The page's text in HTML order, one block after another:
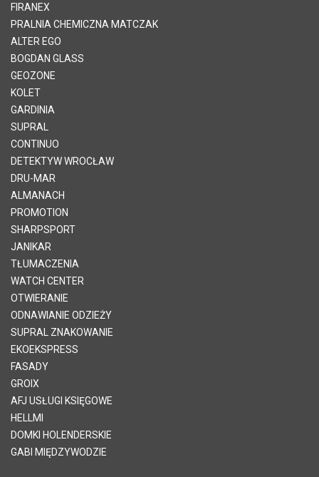
FIRANEX
PRALNIA CHEMICZNA MATCZAK
ALTER EGO
BOGDAN GLASS
GEOZONE
KOLET
GARDINIA
SUPRAL
CONTINUO
DETEKTYW WROCŁAW
DRU-MAR
ALMANACH
PROMOTION
SHARPSPORT
JANIKAR
TŁUMACZENIA
WATCH CENTER
OTWIERANIE
ODNAWIANIE ODZIEŻY
SUPRAL ZNAKOWANIE
EKOEKSPRESS
FASADY
GROIX
AFJ USŁUGI KSIĘGOWE
HELLMI
DOMKI HOLENDERSKIE
GABI MIĘDZYWODZIE